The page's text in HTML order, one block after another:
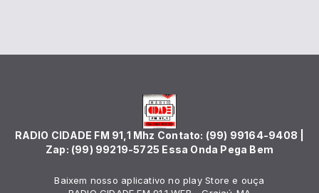
RADIO CIDADE FM 91,1 Mhz Contato: (99) 99164-9408 |
Zap: (99) 99219-5725 Essa Onda Pega Bem
Baixem nosso aplicativo no play Store e ouça